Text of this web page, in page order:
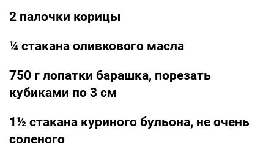
2 палочки корицы
¼ стакана оливкового масла
750 г лопатки барашка, порезать
кубиками по 3 см
1½ стакана куриного бульона, не очень
соленого